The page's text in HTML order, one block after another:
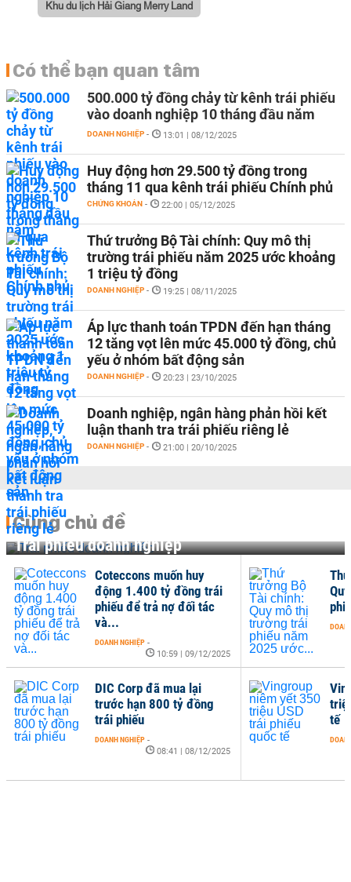
Khu du lịch Hải Giang Merry Land
Có thể bạn quan tâm
500.000 tỷ đồng chảy từ kênh trái phiếu
vào doanh nghiệp 10 tháng đầu năm
DOANH NGHIỆP - 13:01 | 08/12/2025
Huy động hơn 29.500 tỷ đồng trong
tháng 11 qua kênh trái phiếu Chính phủ
CHỨNG KHOÁN - 22:00 | 05/12/2025
Thứ trưởng Bộ Tài chính: Quy mô thị
trường trái phiếu năm 2025 ước khoảng
1 triệu tỷ đồng
DOANH NGHIỆP - 19:25 | 08/11/2025
Áp lực thanh toán TPDN đến hạn tháng
12 tăng vọt lên mức 45.000 tỷ đồng, chủ
yếu ở nhóm bất động sản
DOANH NGHIỆP - 20:23 | 23/10/2025
Doanh nghiệp, ngân hàng phản hồi kết
luận thanh tra trái phiếu riêng lẻ
DOANH NGHIỆP - 21:00 | 20/10/2025
Cùng chủ đề
Trái phiếu doanh nghiệp
tế
Coteccons muốn huy
động 1.400 tỷ đồng trái
phiếu để trả nợ đối tác
và...
DOANH NGHIỆP -
10:59 | 09/12/2025
DIC Corp đã mua lại
trước hạn 800 tỷ đồng
trái phiếu
DOANH NGHIỆP -
08:41 | 08/12/2025